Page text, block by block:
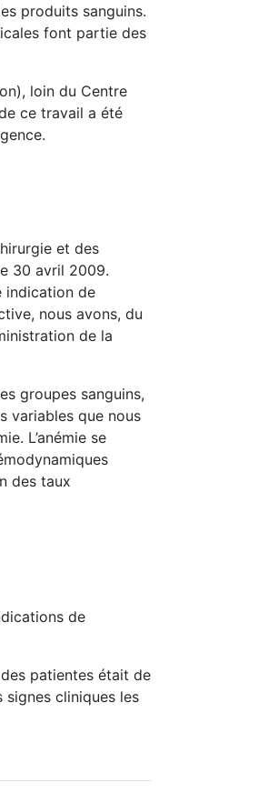
produits sanguins.
font partie des
loin du Centre
ce travail a été
et des
30 avril 2009.
indication de
nous avons, du
de la
groupes sanguins,
variables que nous
L’anémie se
des taux
de
patientes était de
cliniques les